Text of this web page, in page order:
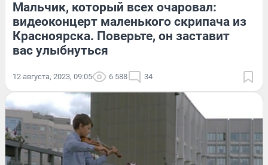
Мальчик, который всех очаровал:
видеоконцерт маленького скрипача из
Красноярска. Поверьте, он заставит
вас улыбнуться
12 августа, 2023, 09:05 6 588 34